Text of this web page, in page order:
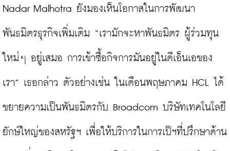
Nadar Malhotra ยังมองเห็นโอกาสในการพัฒนา
พันธมิตรธุรกิจเพิ่มเติม “เรามักจะหาพันธมิตร ผู้ร่วมทุน
ใหม่ๆ อยู่เสมอ การเข้าซื้อกิจการมันอยู่ในดีเอ็นเอของ
เรา” เธอกล่าว ตัวอย่างเช่น ในเดือนพฤษภาคม HCL ได้
ขยายความเป็นพันธมิตรกับ Broadcom บริษัทเทคโนโลยี
ยักษ์ใหญ่ของสหรัฐฯ เพื่อให้บริการในการเป็ฯที่ปรึกษาด้าน